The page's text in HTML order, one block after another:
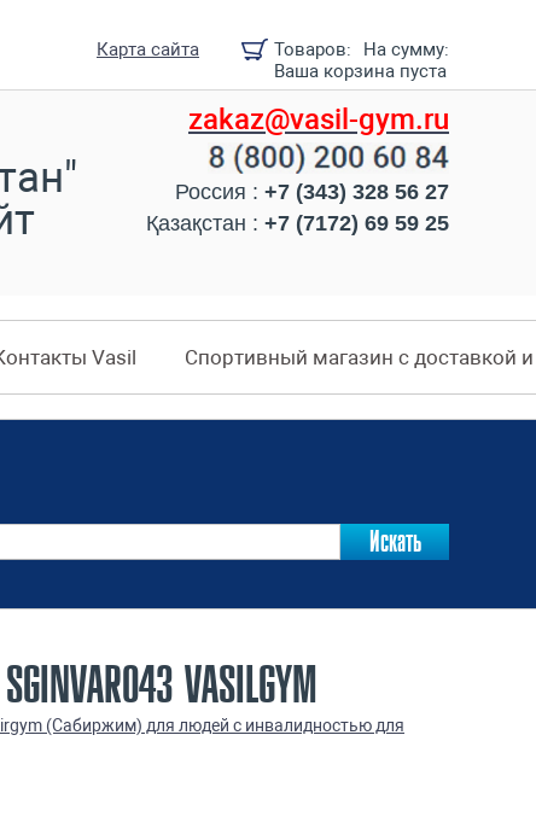
Товаров:
На сумму:
Ваша корзина пуста
Карта сайта
zakaz@vasil-gym.ru
Россия : +7 (343) 328 56 27
Қазақстан : +7 (7172) 69 59 25
Vasil Спортивный магазин с доставкой
VASILGYM
(Сабиржим) для людей с инвалидностью для